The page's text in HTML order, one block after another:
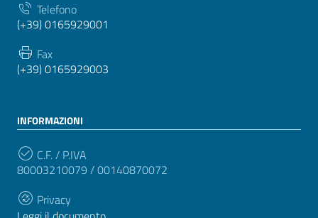
Telefono
(+39) 0165929001
Fax
(+39) 0165929003
INFORMAZIONI
C.F. / P.IVA
80003210079 / 00140870072
Privacy